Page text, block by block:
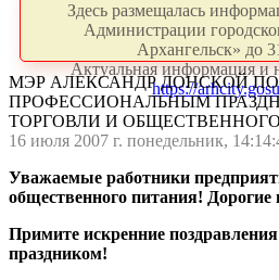
Здесь размещалась
Администрации
Архангельск» до
Актуальная информация и
https://
МЭР АЛЕКСАНДР ДОНСКОЙ
ПРОФЕССИОНАЛЬНЫМ
ТОРГОВЛИ И
16 июля 2007 г. понедельник,
Уважаемые работники
общественного питания! Дорогие
Примите искренние
праздником!